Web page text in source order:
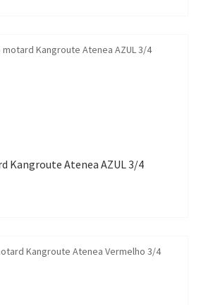
Kangroute Atenea AZUL 3/4